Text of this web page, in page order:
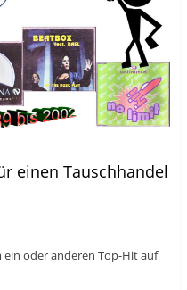
einen Tauschhandel
ein oder anderen Top-Hit auf